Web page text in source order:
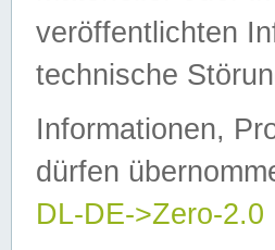
veröffentlichten
technische
Informationen,
dürfen
DL-DE->Zero-2.0